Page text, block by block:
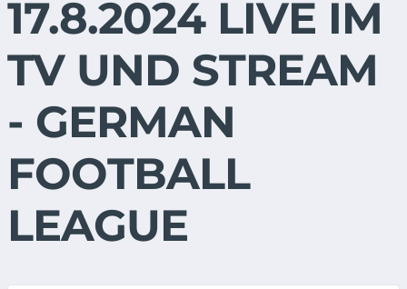
17.8.2024 LIVE IM
TV UND STREAM
- GERMAN
FOOTBALL
LEAGUE